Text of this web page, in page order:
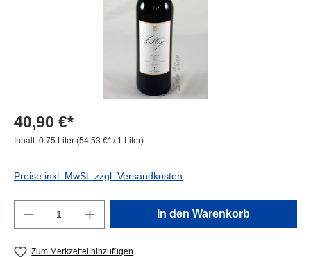
40,90 €*
Inhalt: 0.75 Liter (54,53 €* / 1 Liter)
Preise inkl. MwSt. zzgl. Versandkosten
Produkt Anzahl: Gib den gewünschten
In den Warenkorb
Zum Merkzettel hinzufügen